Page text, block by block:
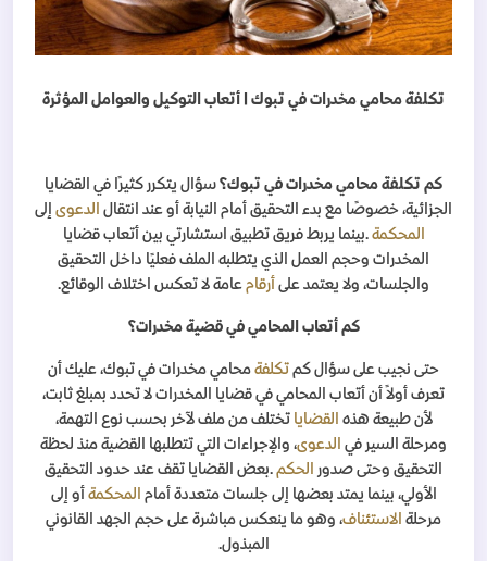
تكلفة محامي مخدرات في تبوك | أتعاب التوكيل والعوامل المؤثرة
كم تكلفة محامي مخدرات في تبوك؟ سؤال يتكرر كثيرًا في القضايا
الجزائية، خصوصًا مع بدء التحقيق أمام النيابة أو عند انتقال الدعوى إلى
المحكمة .بينما يربط فريق تطبيق استشارتي بين أتعاب قضايا
المخدرات وحجم العمل الذي يتطلبه الملف فعليًا داخل التحقيق
والجلسات، ولا يعتمد على أرقام عامة لا تعكس اختلاف الوقائع.
كم أتعاب المحامي في قضية مخدرات؟
حتى نجيب على سؤال كم تكلفة محامي مخدرات في تبوك، عليك أن
تعرف أولاً أن أتعاب المحامي في قضايا المخدرات لا تحدد بمبلغ ثابت،
لأن طبيعة هذه القضايا تختلف من ملف لآخر بحسب نوع التهمة،
ومرحلة السير في الدعوى، والإجراءات التي تتطلبها القضية منذ لحظة
التحقيق وحتى صدور
الحكم .بعض القضايا تقف عند حدود التحقيق
الأولي، بينما يمتد بعضها إلى جلسات متعددة أمام المحكمة أو إلى
مرحلة الاستئناف، وهو ما ينعكس مباشرة على حجم الجهد القانوني
المبذول.